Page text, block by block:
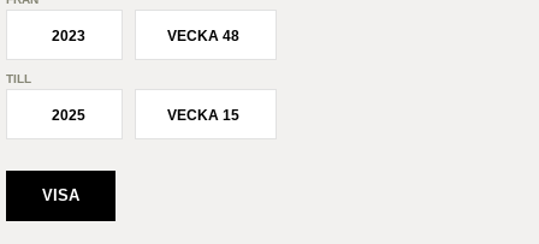
2023 VECKA 48
TILL
2025 VECKA 15